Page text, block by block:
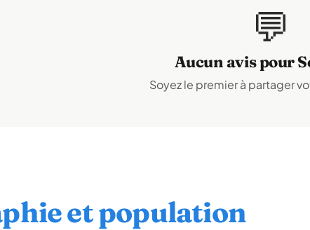
💬
Aucun avis pour
Soyez le premier à partager
et population